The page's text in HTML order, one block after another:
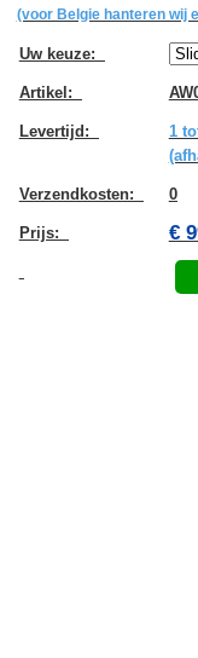
(voor Belgie hanteren wij
Uw keuze:
Artikel :
Levertijd :
1
Verzendkosten: 0
Prijs: €